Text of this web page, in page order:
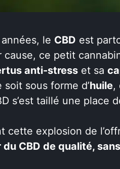
le CBD est
ce petit
anti-stress et sa
soit sous forme d’huile,
s’est taillé une place
cette explosion de
CBD de qualité,